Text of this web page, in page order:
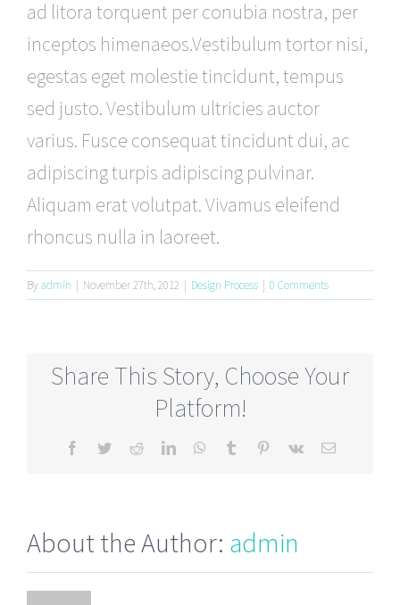
ad litora torquent per conubia nostra, per
inceptos himenaeos.Vestibulum tortor nisi,
egestas eget molestie tincidunt, tempus
sed justo. Vestibulum ultricies auctor
varius. Fusce consequat tincidunt dui, ac
adipiscing turpis adipiscing pulvinar.
Aliquam erat volutpat. Vivamus eleifend
rhoncus nulla in laoreet.
Byadmin November 27th, 2012 Design Process 0 Comments
Share This Story, Choose Your
Platform!
Facebook
TwitterRedditLinkedInWhatsApp
Tumblr Pinterest
Vk Email
About the Author: admin